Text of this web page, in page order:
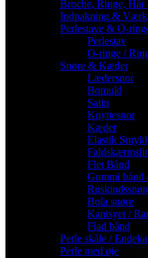
Broche, Ringe,
Indpakning &
Perlestave & O-
Perlestav
O-ringe /
Snøre & Kæder
Lædersnor
Bomuld
Satin
Knyttesnor
Kæder
Elastik
Flet Bånd
Gummi bånd
Bola snøre
Kantsyet /
Flad bånd
Perle skåle /
Perle med øje